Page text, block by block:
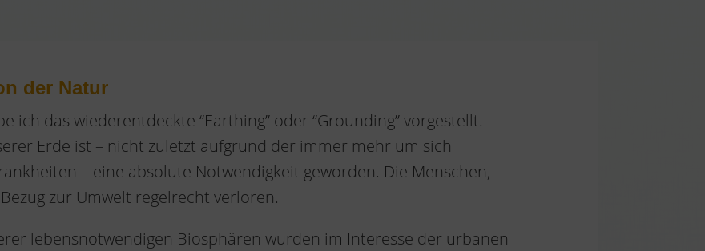
der Natur
ich das wiederentdeckte “Earthing” oder “Grounding” vorgestellt.
Erde ist – nicht zuletzt aufgrund der immer mehr um sich
– eine absolute Notwendigkeit geworden. Die Menschen,
zur Umwelt regelrecht verloren.
lebensnotwendigen Biosphären wurden im Interesse der urbanen